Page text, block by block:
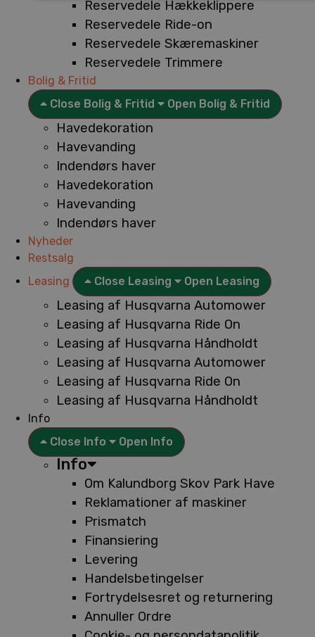
Reservedele Hækkeklippere
Reservedele Ride-on
Reservedele Skæremaskiner
Reservedele Trimmere
Bolig & Fritid
Close Bolig & Fritid
Open Bolig & Fritid
Havedekoration
Havevanding
Indendørs haver
Havedekoration
Havevanding
Indendørs haver
Nyheder
Restsalg
Leasing
Close Leasing Open Leasing
Leasing af Husqvarna Automower
Leasing af Husqvarna Ride On
Leasing af Husqvarna Håndholdt
Leasing af Husqvarna Automower
Leasing af Husqvarna Ride On
Leasing af Husqvarna Håndholdt
Info
Close Info
Open Info
Info
Om Kalundborg Skov Park Have
Reklamationer af maskiner
Prismatch
Finansiering
Levering
Handelsbetingelser
Fortrydelsesret og returnering
Annuller Ordre